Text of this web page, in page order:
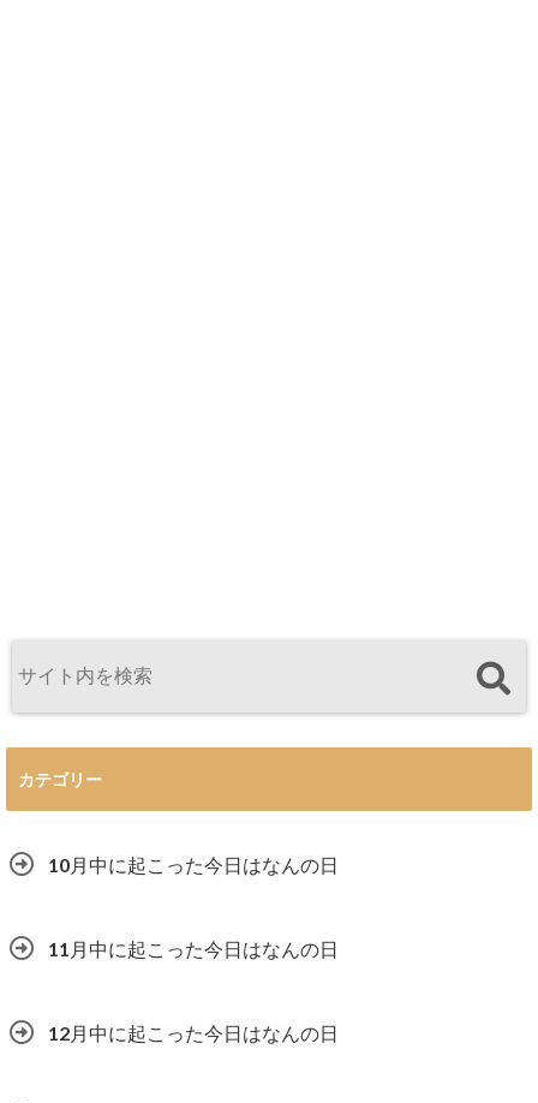
カテゴリー
10月中に起こった今日はなんの日
11月中に起こった今日はなんの日
12月中に起こった今日はなんの日